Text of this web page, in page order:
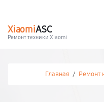
XiaomiASC
Ремонт техники Xiaomi
Главная / Ремонт